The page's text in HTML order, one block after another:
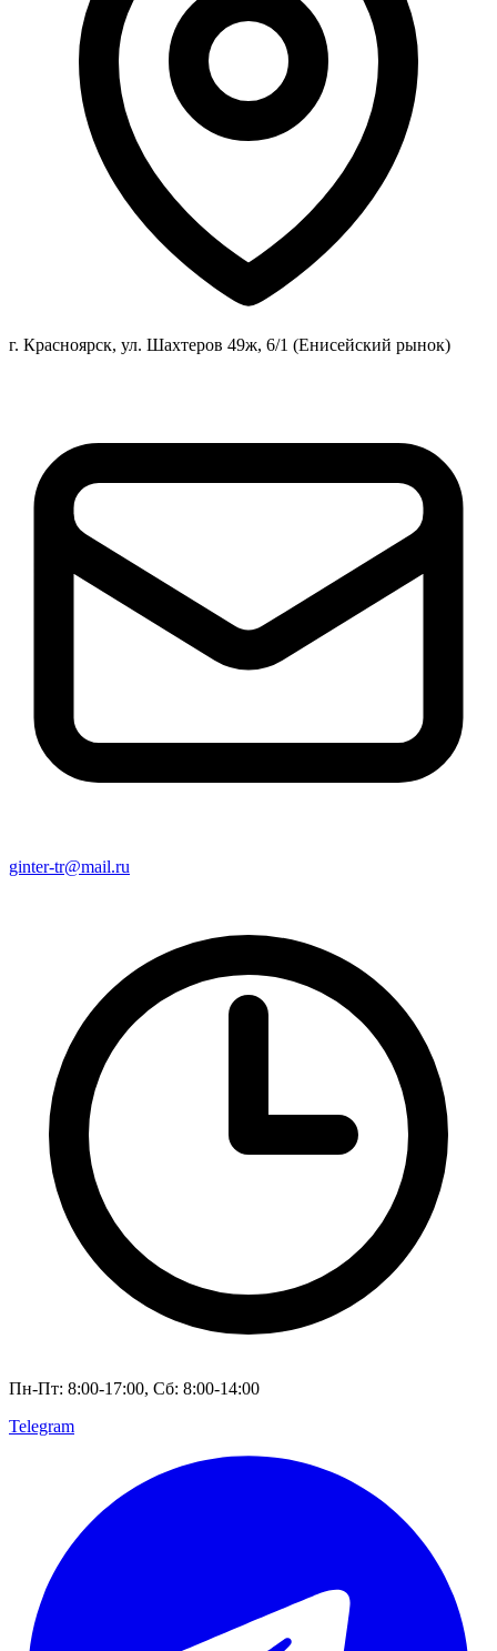
г. Красноярск, ул. Шахтеров 49ж, 6/1 (Енисейский рынок)
ginter-tr@mail.ru
Пн-Пт: 8:00-17:00, Сб: 8:00-14:00
Telegram